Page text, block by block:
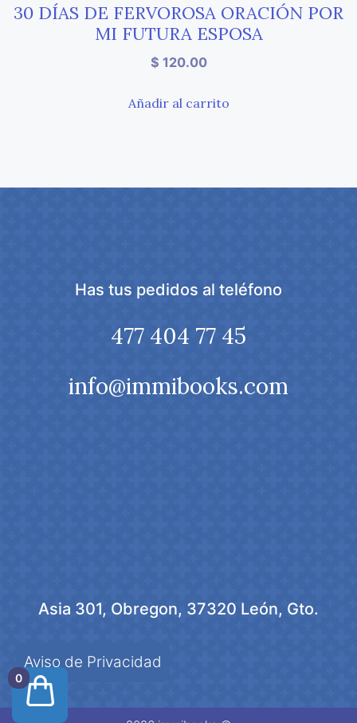
30 DÍAS DE FERVOROSA ORACIÓN POR
MI FUTURA ESPOSA
$ 120.00
Añadir al carrito
Has tus pedidos al teléfono
477 404 77 45
info@immibooks.com
Asia 301, Obregon, 37320 León, Gto.
Aviso de Privacidad
0